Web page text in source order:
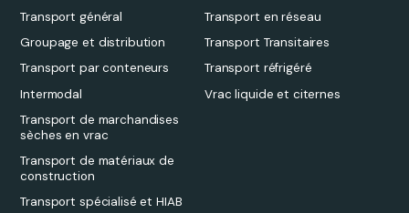
Transport général
Groupage et distribution
Transport par conteneurs
Intermodal
Transport en réseau
Transport Transitaires
Transport réfrigéré
Vrac liquide et citernes
Transport de marchandises
sèches en vrac
Transport de matériaux de
construction
Transport spécialisé et HIAB